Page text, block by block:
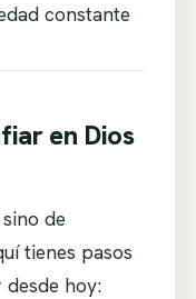
constante
en Dios
de
tienes pasos
hoy: